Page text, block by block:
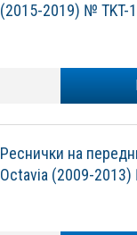
(2015-2019) № TKT-
Реснички на
Octavia (2009-2013)